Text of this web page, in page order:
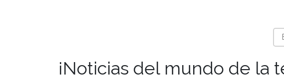
¡Noticias del mundo de la